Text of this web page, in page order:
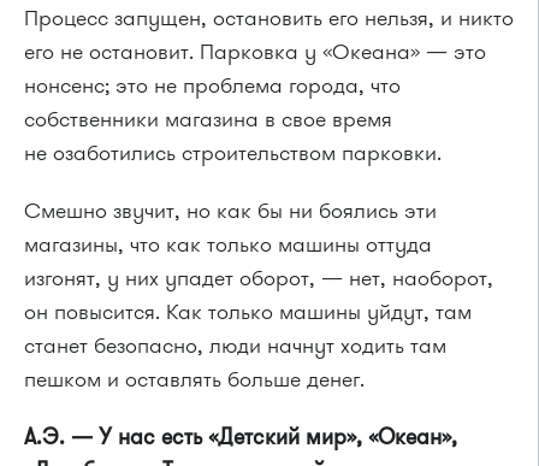
Процесс запущен, остановить его нельзя, и никто
его не остановит. Парковка у «Океана» — это
нонсенс; это не проблема города, что
собственники магазина в свое время
не озаботились строительством парковки.
Смешно звучит, но как бы ни боялись эти
магазины, что как только машины оттуда
изгонят, у них упадет оборот, — нет, наоборот,
он повысится. Как только машины уйдут, там
станет безопасно, люди начнут ходить там
пешком и оставлять больше денег.
А.Э. — У нас есть «Детский мир», «Океан»,